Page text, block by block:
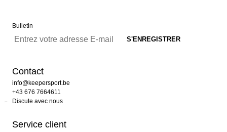
Bulletin
Contact
info@keepersport.be
+43 676 7664611
Discute avec nous
Service client